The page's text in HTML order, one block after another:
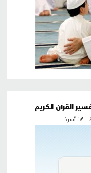
القرآن الكريم
أسرة